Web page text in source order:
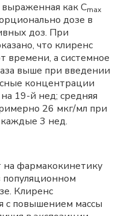
выраженная как Сmах
дозе в
доз. При
что клиренс
времени, а системное
выше при введении
концентрации
19-й нед; средняя
26 мкг/мл при
3 нед.
на фармакокинетику
популяционном
Клиренс
с повышением массы